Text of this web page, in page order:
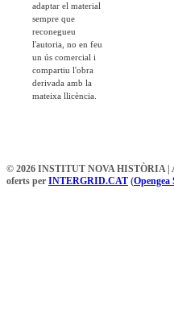
adaptar el material
sempre que
reconegueu
l'autoria, no en feu
un ús comercial i
compartiu l'obra
derivada amb la
mateixa llicència.
© 2026 INSTITUT NOVA HISTÒRIA |
oferts per INTERGRID.CAT (Opengea